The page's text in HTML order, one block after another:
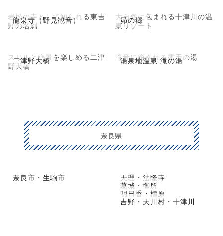
龍泉寺（野見観音）
岩松の寺として知られる東吉
野の名刹
昴の郷
大自然に包まれる十津川の温
泉リゾート
二津野大橋
スリルと絶景を楽しめる二津
野大橋
湯泉地温泉 滝の湯
滝音に癒される露天の湯
奈良県
奈良市・生駒市
天理・法隆寺
葛城・御所
明日香・橿原
吉野・天川村・十津川